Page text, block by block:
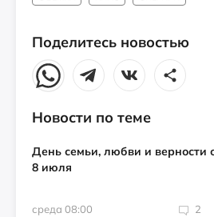
Поделитесь новостью
Новости по теме
День семьи, любви и верности
8 июля
среда 08:00 2